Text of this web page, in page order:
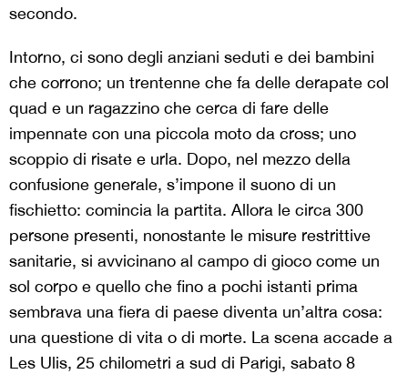
secondo.
Intorno, ci sono degli anziani seduti e dei bambini
che corrono; un trentenne che fa delle derapate col
quad e un ragazzino che cerca di fare delle
impennate con una piccola moto da cross; uno
scoppio di risate e urla. Dopo, nel mezzo della
confusione generale, s’impone il suono di un
fischietto: comincia la partita. Allora le circa 300
persone presenti, nonostante le misure restrittive
sanitarie, si avvicinano al campo di gioco come un
sol corpo e quello che fino a pochi istanti prima
sembrava una fiera di paese diventa un’altra cosa:
una questione di vita o di morte. La scena accade a
Les Ulis, 25 chilometri a sud di Parigi, sabato 8